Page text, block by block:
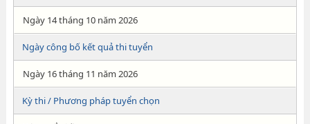
Ngày 14 tháng 10 năm 2026
Ngày công bố kết quả thi tuyển
Ngày 16 tháng 11 năm 2026
Kỳ thi / Phương pháp tuyển chọn